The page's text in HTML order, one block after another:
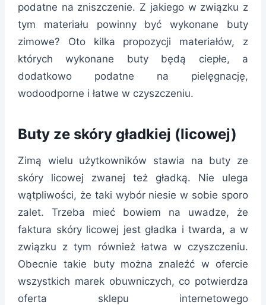
podatne na zniszczenie. Z jakiego w związku z
tym materiału powinny być wykonane buty
zimowe? Oto kilka propozycji materiałów, z
których wykonane buty będą ciepłe, a
dodatkowo podatne na pielęgnację,
wodoodporne i łatwe w czyszczeniu.
Buty ze skóry gładkiej (licowej)
Zimą wielu użytkowników stawia na buty ze
skóry licowej zwanej też gładką. Nie ulega
wątpliwości, że taki wybór niesie w sobie sporo
zalet. Trzeba mieć bowiem na uwadze, że
faktura skóry licowej jest gładka i twarda, a w
związku z tym również łatwa w czyszczeniu.
Obecnie takie buty można znaleźć w ofercie
wszystkich marek obuwniczych, co potwierdza
oferta sklepu internetowego